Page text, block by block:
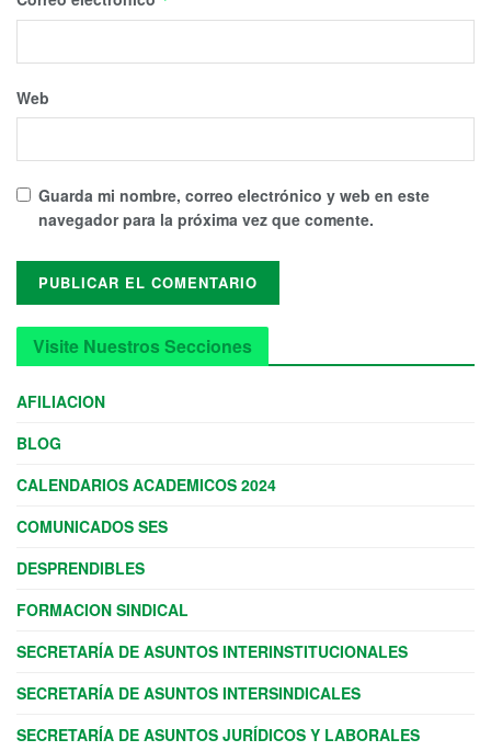
Web
Guarda mi nombre, correo electrónico y web en este
navegador para la próxima vez que comente.
Visite Nuestros Secciones
AFILIACION
BLOG
CALENDARIOS ACADEMICOS 2024
COMUNICADOS SES
DESPRENDIBLES
FORMACION SINDICAL
SECRETARÍA DE ASUNTOS INTERINSTITUCIONALES
SECRETARÍA DE ASUNTOS INTERSINDICALES
SECRETARÍA DE ASUNTOS JURÍDICOS Y LABORALES